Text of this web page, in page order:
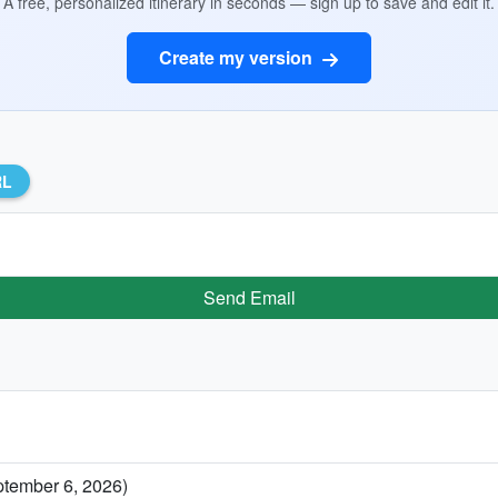
Create my version
Send Email
6, 2026)